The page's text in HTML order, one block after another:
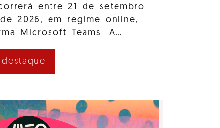
entre 21 de setembro
2026, em regime online,
Microsoft Teams. A…